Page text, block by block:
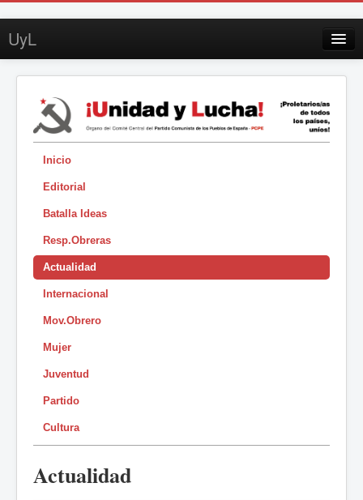
UyL
Suscripción
Sobre UyL
Edición impresa
Buscar
Inicio
Editorial
Batalla Ideas
Resp.Obreras
Actualidad
Internacional
Mov.Obrero
Mujer
Juventud
Partido
Cultura
Actualidad